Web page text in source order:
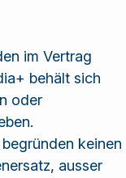
im Vertrag
behält sich
oder
keinen
ausser